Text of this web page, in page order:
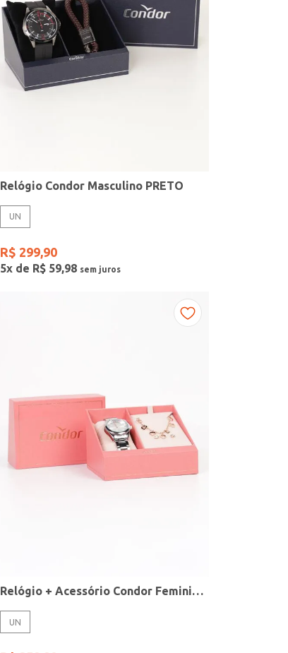
Relógio Condor Masculino PRETO
UN
R$ 299,90
5x de R$ 59,98
Relógio + Acessório Condor Feminino PRATA
UN